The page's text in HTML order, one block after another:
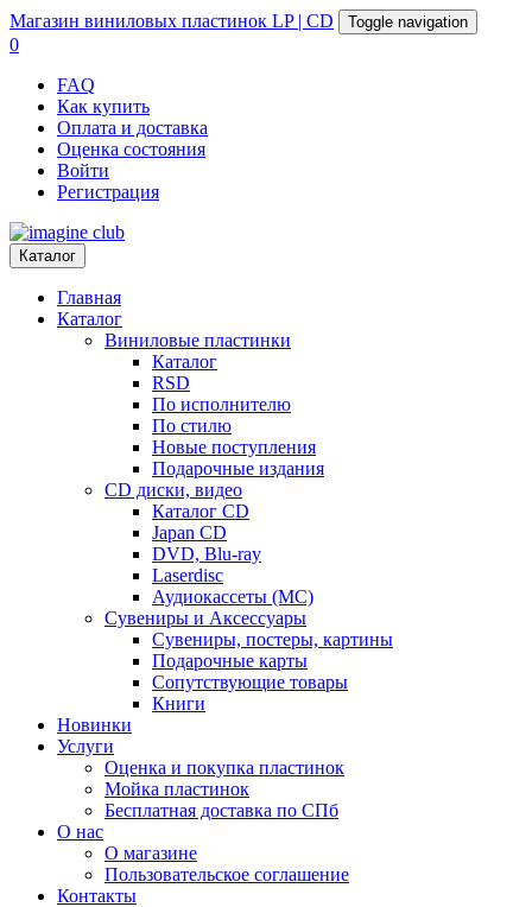
Магазин виниловых пластинок LP | CD Toggle navigation
0
FAQ
Как купить
Оплата и доставка
Оценка состояния
Войти
Регистрация
Каталог
Главная
Каталог
Виниловые пластинки
Каталог
RSD
По исполнителю
По стилю
Новые поступления
Подарочные издания
CD диски, видео
Каталог CD
Japan CD
DVD, Blu-ray
Laserdisc
Аудиокассеты (MC)
Сувениры и Аксессуары
Сувениры, постеры, картины
Подарочные карты
Сопутствующие товары
Книги
Новинки
Услуги
Оценка и покупка пластинок
Мойка пластинок
Бесплатная доставка по СПб
О нас
О магазине
Пользовательское соглашение
Контакты